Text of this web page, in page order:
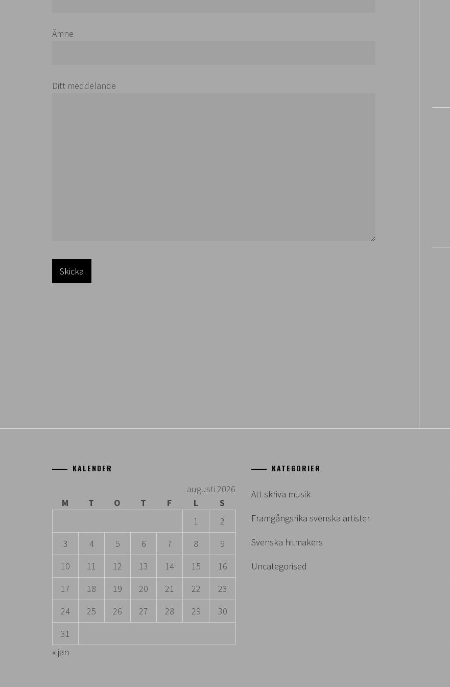
Ämne
Ditt meddelande
KALENDER
augusti 2026
M
T O T F L
S
1
2
3
4 5 6 7 8
9
10
11 12 13 14 15
16
17
18 19 20 21 22
23
24
25 26 27 28 29
30
31
« jan
KATEGORIER
Att skriva musik
Framgångsrika svenska artister
Svenska hitmakers
Uncategorised